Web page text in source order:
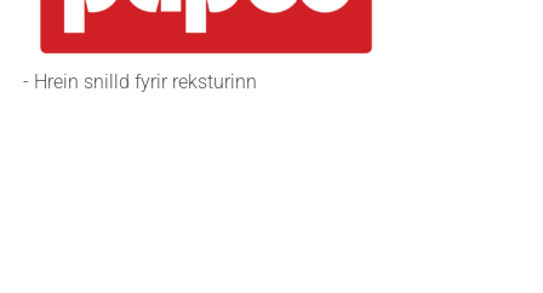
- Hrein snilld fyrir reksturinn